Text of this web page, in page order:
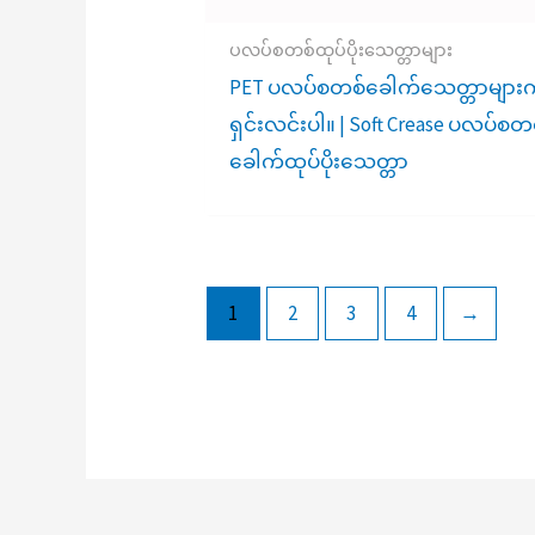
ပလပ်စတစ်ထုပ်ပိုးသေတ္တာများ
PET ပလပ်စတစ်ခေါက်သေတ္တာမျာ
ရှင်းလင်းပါ။ | Soft Crease ပလပ်စ
ခေါက်ထုပ်ပိုးသေတ္တာ
1 2 3 4 →